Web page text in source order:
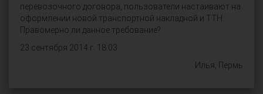
перевозочного договора, пользователи настаивают на
оформлении новой транспортной накладной и ТТН.
Правомерно ли данное требование?
23 сентября 2014 г. 18:03
Илья, Пермь